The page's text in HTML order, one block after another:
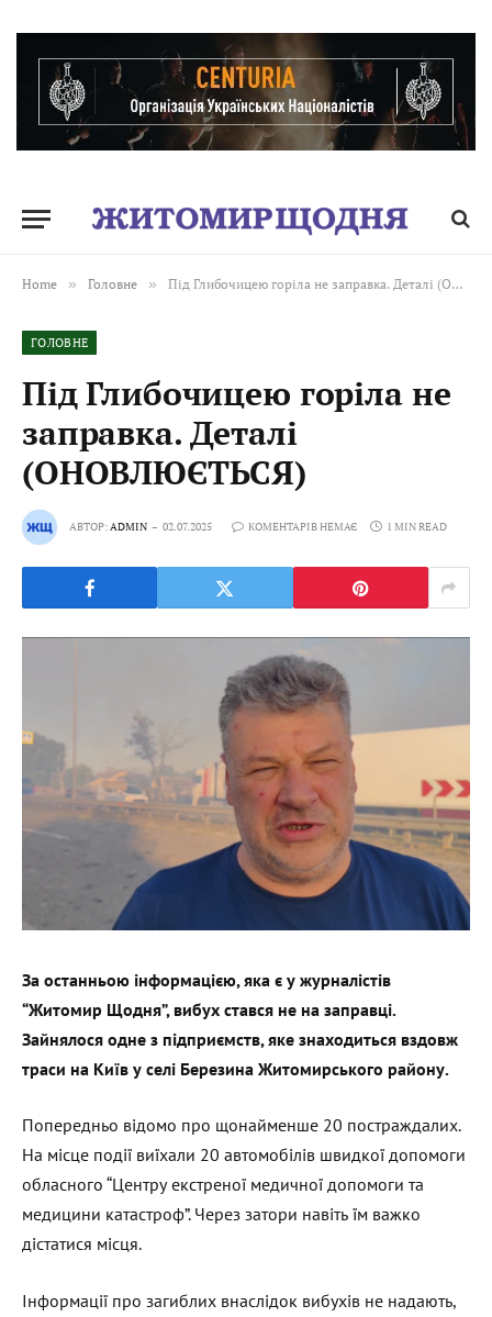
Home » Головне » Під Глибочицею горіла не заправка. Деталі (ОНОВЛЮЄТЬСЯ)
ГОЛОВНЕ
Під Глибочицею горіла не
заправка. Деталі
(ОНОВЛЮЄТЬСЯ)
АВТОР:ADMIN 02.07.2025 КОМЕНТАРІВ НЕМАЄ 1 MIN READ
За останньою інформацією, яка є у журналістів
“Житомир Щодня”, вибух стався не на заправці.
Зайнялося одне з підприємств, яке знаходиться вздовж
траси на Київ у селі Березина Житомирського району.
Попередньо відомо про щонайменше 20 постраждалих.
На місце події виїхали 20 автомобілів швидкої допомоги
обласного “Центру екстреної медичної допомоги та
медицини катастроф”. Через затори навіть їм важко
дістатися місця.
Інформації про загиблих внаслідок вибухів не надають,